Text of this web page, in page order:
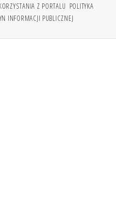
Z PORTALU POLITYKA
INFORMACJI PUBLICZNEJ